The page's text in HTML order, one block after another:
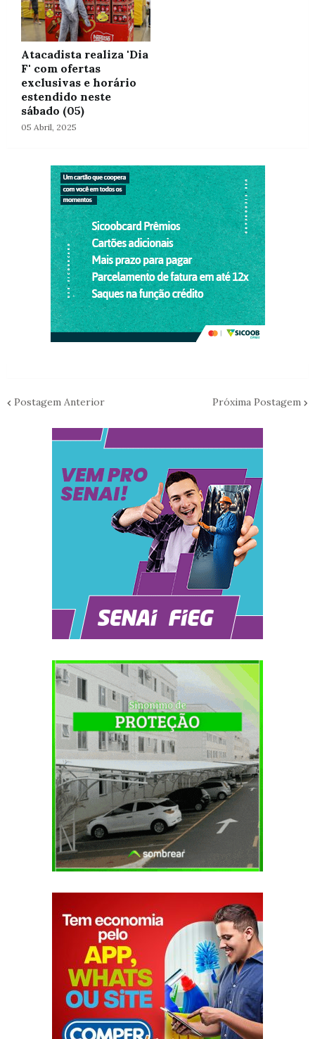
Atacadista realiza 'Dia
F' com ofertas
exclusivas e horário
estendido neste
sábado (05)
05 Abril, 2025
Postagem Anterior Próxima Postagem